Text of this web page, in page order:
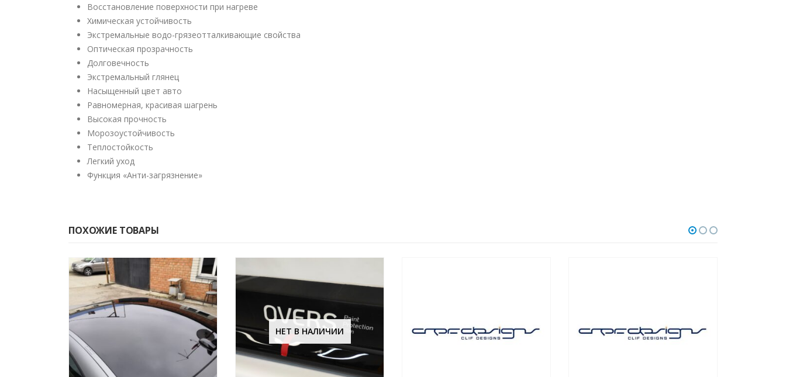
Восстановление поверхности при нагреве
Химическая устойчивость
Экстремальные водо-грязеотталкивающие свойства
Оптическая прозрачность
Долговечность
Экстремальный глянец
Насыщенный цвет авто
Равномерная, красивая шагрень
Высокая прочность
Морозоустойчивость
Теплостойкость
Легкий уход
Функция «Анти-загрязнение»
ПОХОЖИЕ ТОВАРЫ
НЕТ В НАЛИЧИИ